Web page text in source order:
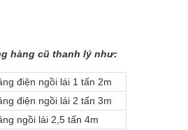
hàng cũ thanh lý như:
điện ngồi lái 1 tấn 2m
điện ngồi lái 2 tấn 3m
ngồi lái 2,5 tấn 4m